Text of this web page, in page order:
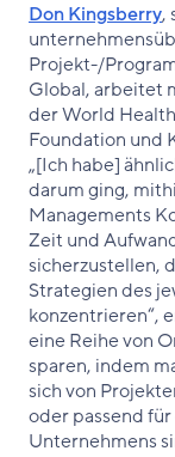
Don Kingsberry,
Projekt-/
Global, arbeitet
der World
Foundation und
„[Ich habe]
darum ging,
Managements
Zeit und
sicherzustellen,
Strategien des
konzentrieren“,
eine Reihe von
sparen, indem
sich von
oder passend
Unternehmens